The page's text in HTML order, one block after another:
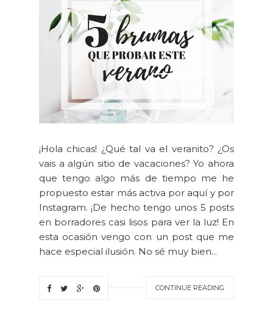
¡Hola chicas! ¿Qué tal va el veranito? ¿Os
vais a algún sitio de vacaciones? Yo ahora
que tengo algo más de tiempo me he
propuesto estar más activa por aquí y por
Instagram. ¡De hecho tengo unos 5 posts
en borradores casi lisos para ver la luz! En
esta ocasión vengo con un post que me
hace especial ilusión. No sé muy bien...
CONTINUE READING